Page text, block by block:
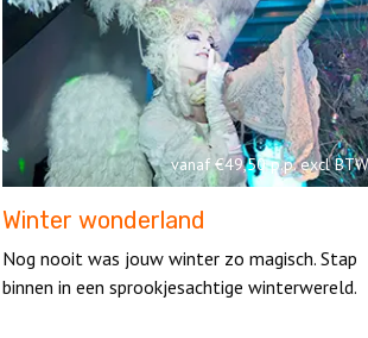
vanaf €49,50 p.p. excl BTW
Winter wonderland
Nog nooit was jouw winter zo magisch. Stap
binnen in een sprookjesachtige winterwereld.